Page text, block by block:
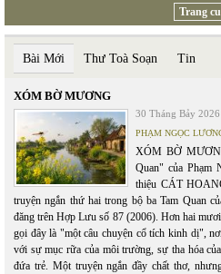
Trang
Bài Mới Thư Toà Soạn Tin
XÓM BỜ MƯƠNG
30 Tháng Bảy 2026
PHẠM NGỌC
XÓM BỜ
Quan" của Phạm
thiệu CÁT
truyện ngắn thứ hai trong bộ ba Tam Quan
đăng trên Hợp Lưu số 87 (2006). Hơn hai
gọi đây là "một câu chuyện cổ tích kinh dị",
với sự mục rữa của môi trường, sự tha hóa
đứa trẻ. Một truyện ngắn đầy chất thơ,